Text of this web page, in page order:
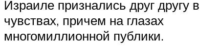
Израиле признались друг другу в
чувствах, причем на глазах
многомиллионной публики.